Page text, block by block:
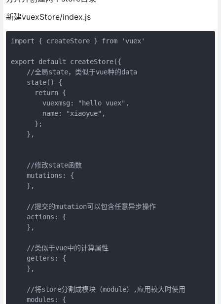
新建vuexStore/index.js
import { createStore } from 'vuex'
export default createStore({
//全局state，类似于vue种的data
state() {
return {
vuexmsg: "hello vuex",
name: "xiaoyue",
};
},
//修改state函数
mutations: {
},
//提交的mutation可以包含任意异步操作
actions: {
},
//类似于vue中的计算属性
getters: {
},
//将store分割成模块（module）,应用较大时使用
modules: {